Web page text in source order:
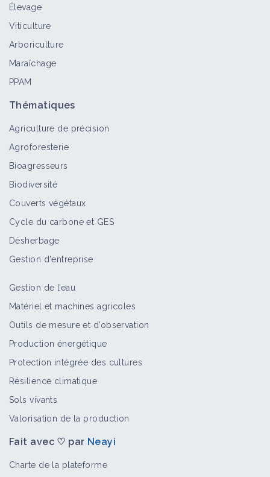
Élevage
Viticulture
Arboriculture
Maraîchage
PPAM
Thématiques
Agriculture de précision
Agroforesterie
Bioagresseurs
Biodiversité
Couverts végétaux
Cycle du carbone et GES
Désherbage
Gestion d'entreprise
Gestion de l’eau
Matériel et machines agricoles
Outils de mesure et d’observation
Production énergétique
Protection intégrée des cultures
Résilience climatique
Sols vivants
Valorisation de la production
Fait avec ♡ par Neayi
Charte de la plateforme